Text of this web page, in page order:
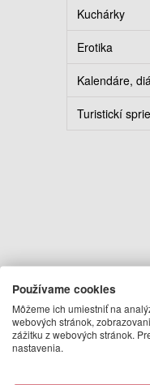
Kuchárky
Erotika
Kalendáre,
Turistickí
Používame cookies
Môžeme ich umiestniť na
webových stránok,
zážitku z webových stránok.
nastavenia.